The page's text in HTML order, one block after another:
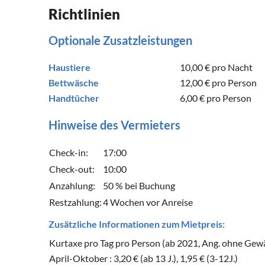
Richtlinien
Optionale Zusatzleistungen
Haustiere 10,00 € pro Nacht
Bettwäsche
12,00 € pro Person
Handtücher
6,00 € pro Person
Hinweise des Vermieters
Check-in:
17:00
Check-out:
10:00
Anzahlung:
50 % bei Buchung
Restzahlung:4 Wochen vor Anreise
Zusätzliche Informationen zum Mietpreis:
Kurtaxe pro Tag pro Person (ab 2021, Ang. ohne
April-Oktober : 3,20 € (ab 13 J.), 1,95 € (3-12J.)